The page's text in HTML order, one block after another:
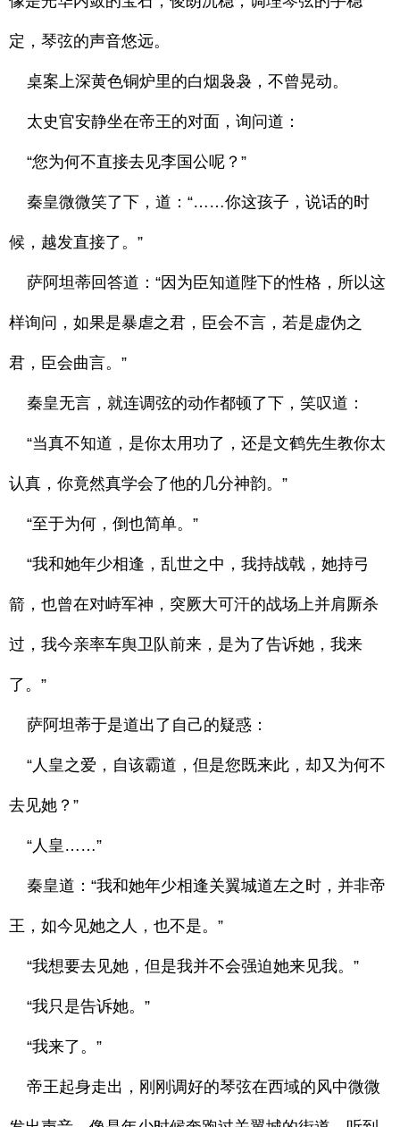
定，琴弦的声音悠远。
桌案上深黄色铜炉里的白烟袅袅，不曾晃动。
太史官安静坐在帝王的对面，询问道：
“您为何不直接去见李国公呢？”
秦皇微微笑了下，道：“……你这孩子，说话的时
候，越发直接了。”
萨阿坦蒂回答道：“因为臣知道陛下的性格，所以这
样询问，如果是暴虐之君，臣会不言，若是虚伪之
君，臣会曲言。”
秦皇无言，就连调弦的动作都顿了下，笑叹道：
“当真不知道，是你太用功了，还是文鹤先生教你太
认真，你竟然真学会了他的几分神韵。”
“至于为何，倒也简单。”
“我和她年少相逢，乱世之中，我持战戟，她持弓
箭，也曾在对峙军神，突厥大可汗的战场上并肩厮杀
过，我今亲率车舆卫队前来，是为了告诉她，我来
了。”
萨阿坦蒂于是道出了自己的疑惑：
“人皇之爱，自该霸道，但是您既来此，却又为何不
去见她？”
“人皇……”
秦皇道：“我和她年少相逢关翼城道左之时，并非帝
王，如今见她之人，也不是。”
“我想要去见她，但是我并不会强迫她来见我。”
“我只是告诉她。”
“我来了。”
帝王起身走出，刚刚调好的琴弦在西域的风中微微